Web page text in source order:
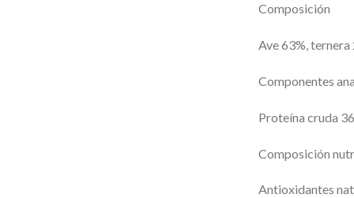
Composición
Ave 63%,
Componentes
Proteína cruda
Composición
Antioxidantes